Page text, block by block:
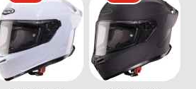
€.
era:
149,00 €.
attuale
è:
119,00 €.
era:
149,00
attuale
è:
119,00